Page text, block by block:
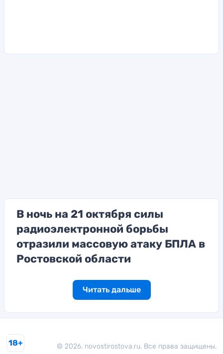
В ночь на 21 октября силы
радиоэлектронной борьбы
отразили массовую атаку БПЛА в
Ростовской области
Читать дальше
18+ © 2026. novostirostova.ru. Все права защищены.